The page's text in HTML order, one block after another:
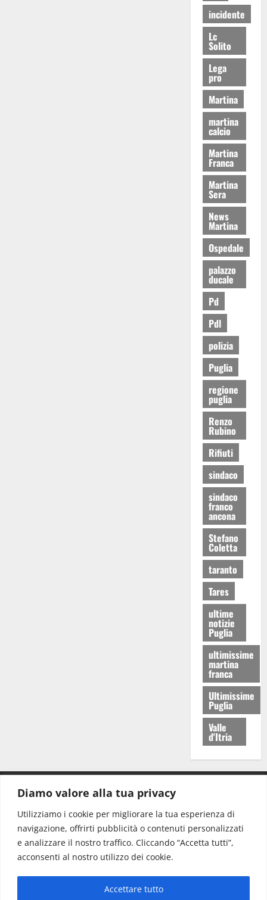
Diamo valore alla tua privacy
Utilizziamo i cookie per migliorare la tua esperienza di
navigazione, offrirti pubblicità o contenuti personalizzati
e analizzare il nostro traffico. Cliccando “Accetta tutti”,
acconsenti al nostro utilizzo dei cookie.
Accettare tutto
incidente
Lc
Solito
Lega
pro
Martina
martina
calcio
Martina
Franca
Martina
Sera
News
Martina
Ospedale
palazzo
ducale
Pd
Pdl
polizia
Puglia
regione
puglia
Renzo
Rubino
Rifiuti
sindaco
sindaco
franco
ancona
Stefano
Coletta
taranto
Tares
ultime
notizie
Puglia
ultimissime
martina
franca
Ultimissime
Puglia
Valle
d'Itria
Redazione: redazione@www.martinasera.it
Direttore:direttore@www.martinasera.it
Info & Commerciale:info@www.martinasera.it